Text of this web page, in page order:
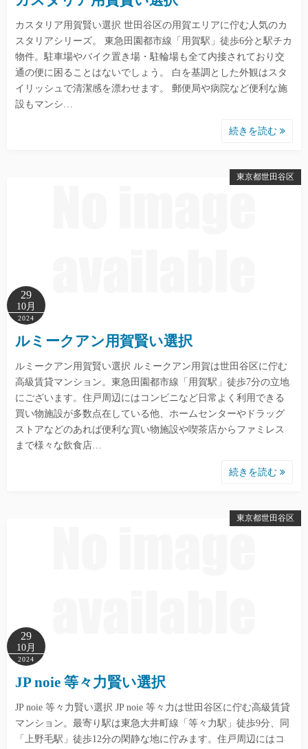
カスタリア用賀賢い選択 世田谷区の用賀エリアに佇む人気のカ
スタリアシリーズ。 東急田園都市線「用賀駅」徒歩6分と駅チカ
物件。駐車場やバイク置き場・駐輪場も全て内接されており交
通の便に困ることはないでしょう。 白を基調とした外観はスタ
イリッシュで清潔感を漂わせます。 郵便局や病院など便利な施
設もマンシ…
続きを読む
東京都世田谷区
29
10月
2024
ルミークアン用賀賢い選択
ルミークアン用賀賢い選択 ルミークアン用賀は世田谷区に佇む
高級賃貸マンション。東急田園都市線「用賀駅」徒歩7分の立地
にございます。住戸周辺にはコンビニなど日常よく利用できる
買い物施設が多数点在している他、ホームセンターやドラッグ
ストアなどのあれば便利な買い物施設や喫茶店からファミレス
まで様々な飲食店…
続きを読む
東京都世田谷区
29
10月
2024
JP noie 等々力賢い選択
JP noie 等々力賢い選択 JP noie 等々力は世田谷区に佇む高級賃貸
マンション。最寄り駅は東急大井町線「等々力駅」徒歩9分、同
「上野毛駅」徒歩12分の閑静な地に佇みます。住戸周辺にはコ